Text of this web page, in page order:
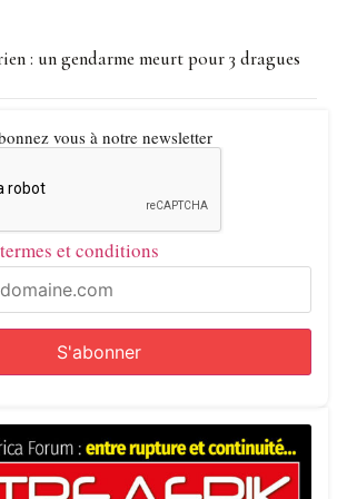
leur identité. D’autres affirmaient
accomplir leur devoir civique.«Je
le vote est utile»,confiait ainsi un
vers l’isoloir, espérant que le
Bacongo, considéré comme un bastion
habitants rencontrés ont indiqué
voter, dénonçant un manque de
processus électoral.
a voté en fin de matinée à la mairie de
arrondissement de la capitale.
: un gendarme meurt pour 3 dragues
vous à notre newsletter
termes et conditions